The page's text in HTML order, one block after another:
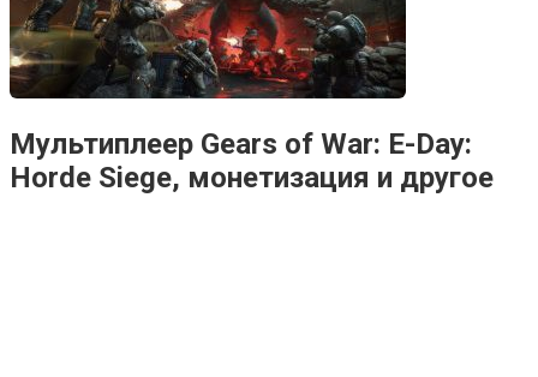
Мультиплеер Gears of War: E-Day:
Horde Siege, монетизация и другое